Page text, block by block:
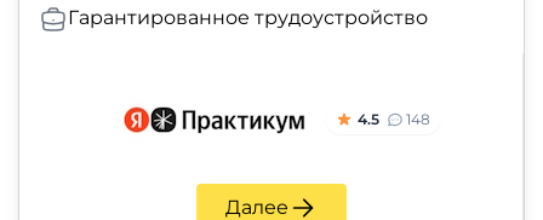
Гарантированное трудоустройство
4.5 148
Далее